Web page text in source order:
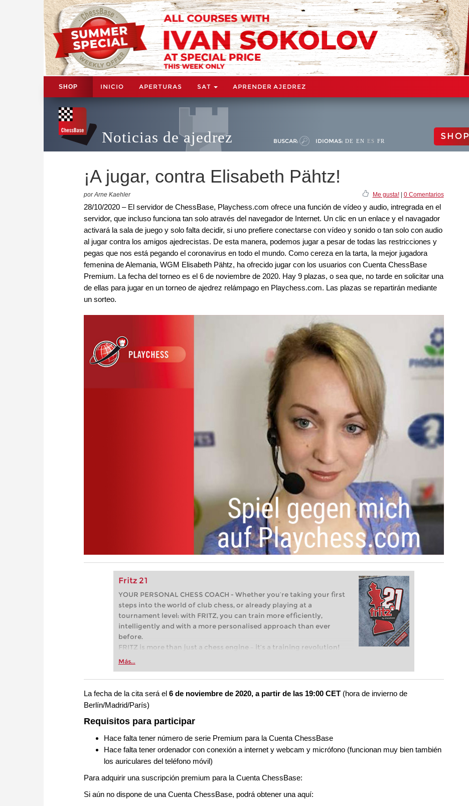
SHOP INICIO APERTURAS SAT APRENDER AJEDREZ
Noticias de ajedrez BUSCAR: IDIOMAS: DE EN ES FR SHOP
¡A jugar, contra Elisabeth Pähtz!
por Arne Kaehler Me gusta!| 0 Comentarios
28/10/2020 – El servidor de ChessBase, Playchess.com ofrece una función de vídeo y audio, intregrada en el
servidor, que incluso funciona tan solo através del navegador de Internet. Un clic en un enlace y el navagador
activará la sala de juego y solo falta decidir, si uno prefiere conectarse con vídeo y sonido o tan solo con audio
al jugar contra los amigos ajedrecistas. De esta manera, podemos jugar a pesar de todas las restricciones y
pegas que nos está pegando el coronavirus en todo el mundo. Como cereza en la tarta, la mejor jugadora
femenina de Alemania, WGM Elisabeth Pähtz, ha ofrecido jugar con los usuarios con Cuenta ChessBase
Premium. La fecha del torneo es el 6 de noviembre de 2020. Hay 9 plazas, o sea que, no tarde en solicitar una
de ellas para jugar en un torneo de ajedrez relámpago en Playchess.com. Las plazas se repartirán mediante
un sorteo.
Fritz 21
YOUR PERSONAL CHESS COACH - Whether you’re taking your first
steps into the world of club chess, or already playing at a
tournament level: with FRITZ, you can train more efficiently,
intelligently and with a more personalised approach than ever
before.
FRITZ is more than just a chess engine – it’s a training revolution!
Whether you’re taking your first steps into the world of club chess,
more efficiently, intelligently and with a more personalised
approach than ever before.
Más...
La fecha de la cita será el 6 de noviembre de 2020, a partir de las 19:00 CET (hora de invierno de
Berlín/Madrid/París)
Requisitos para participar
Hace falta tener número de serie Premium para la Cuenta ChessBase
Hace falta tener ordenador con conexión a internet y webcam y micrófono (funcionan muy bien también
los auriculares del teléfono móvil)
Para adquirir una suscripción premium para la Cuenta ChessBase:
Si aún no dispone de una Cuenta ChessBase, podrá obtener una aquí: